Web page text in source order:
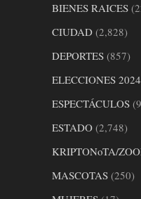
BIENES RAICES
CIUDAD (2,828)
DEPORTES (857)
ELECCIONES 2024
ESPECTÁCULOS
ESTADO (2,748)
KRIPTONoTA/
MASCOTAS (250)